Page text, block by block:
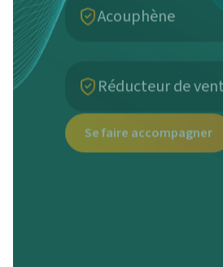
Se faire accompagner